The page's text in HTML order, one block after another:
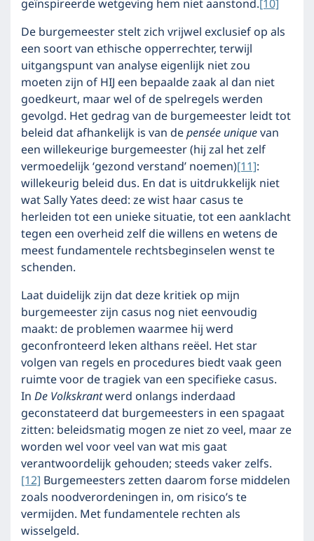
geïnspireerde wetgeving hem niet aanstond.[10]
De burgemeester stelt zich vrijwel exclusief op als
een soort van ethische opperrechter, terwijl
uitgangspunt van analyse eigenlijk niet zou
moeten zijn of HIJ een bepaalde zaak al dan niet
goedkeurt, maar wel of de spelregels werden
gevolgd. Het gedrag van de burgemeester leidt tot
beleid dat afhankelijk is van depensée uniquevan
een willekeurige burgemeester (hij zal het zelf
vermoedelijk ‘gezond verstand’ noemen)[11]:
willekeurig beleid dus. En dat is uitdrukkelijk niet
wat Sally Yates deed: ze wist haar casus te
herleiden tot een unieke situatie, tot een aanklacht
tegen een overheid zelf die willens en wetens de
meest fundamentele rechtsbeginselen wenst te
schenden.
Laat duidelijk zijn dat deze kritiek op mijn
burgemeester zijn casus nog niet eenvoudig
maakt: de problemen waarmee hij werd
geconfronteerd leken althans reëel. Het star
volgen van regels en procedures biedt vaak geen
ruimte voor de tragiek van een specifieke casus.
InDe Volkskrantwerd onlangs inderdaad
geconstateerd dat burgemeesters in een spagaat
zitten: beleidsmatig mogen ze niet zo veel, maar ze
worden wel voor veel van wat mis gaat
verantwoordelijk gehouden; steeds vaker zelfs.
[12] Burgemeesters zetten daarom forse middelen
zoals noodverordeningen in, om risico’s te
vermijden. Met fundamentele rechten als
wisselgeld.